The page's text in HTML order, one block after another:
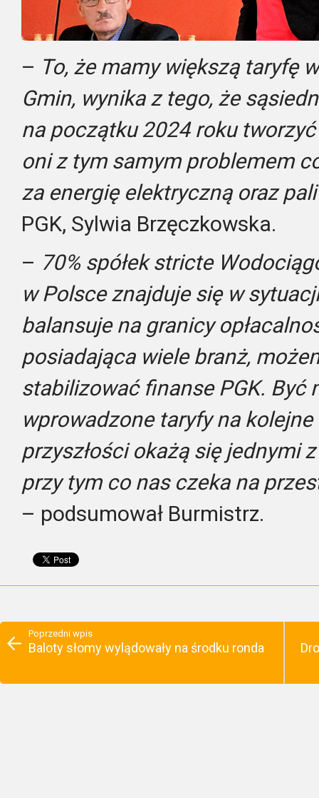
– To, że mamy większą taryfę
Gmin, wynika z tego, że
na początku 2024 roku
oni z tym samym problemem
za energię elektryczną oraz
PGK, Sylwia Brzęczkowska.
– 70% spółek stricte
w Polsce znajduje się w
balansuje na granicy
posiadająca wiele branż,
stabilizować finanse PGK. Być
wprowadzone taryfy na
przyszłości okażą się jednymi
przy tym co nas czeka na
– podsumował Burmistrz.
Poprzedni wpis
Baloty słomy wylądowały na środku ronda